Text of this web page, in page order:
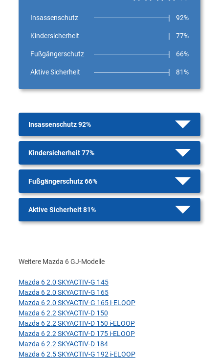
Insassenschutz 92%
Kindersicherheit 77%
Fußgängerschutz 66%
Aktive Sicherheit 81%
Insassenschutz 92%
Kindersicherheit 77%
Fußgängerschutz 66%
Aktive Sicherheit 81%
Weitere Mazda 6 GJ-Modelle
Mazda 6 2.0 SKYACTIV-G 145
Mazda 6 2.0 SKYACTIV-G 165
Mazda 6 2.0 SKYACTIV-G 165 i-ELOOP
Mazda 6 2.2 SKYACTIV-D 150
Mazda 6 2.2 SKYACTIV-D 150 i-ELOOP
Mazda 6 2.2 SKYACTIV-D 175 i-ELOOP
Mazda 6 2.2 SKYACTIV-D 184
Mazda 6 2.5 SKYACTIV-G 192 i-ELOOP